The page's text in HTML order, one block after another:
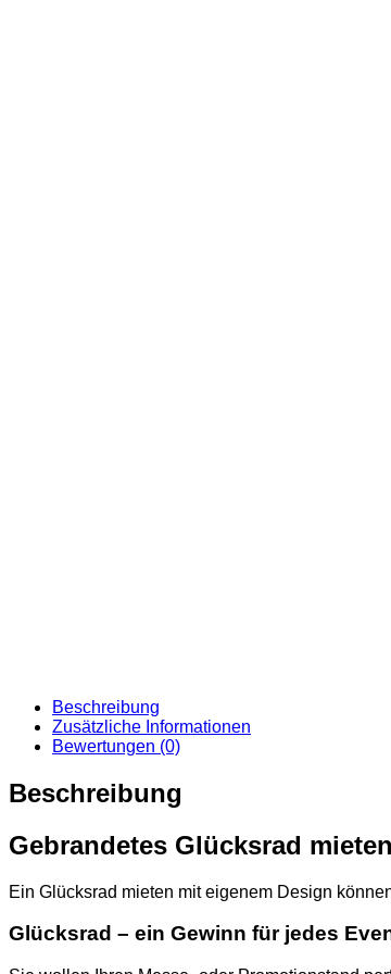
Beschreibung
Zusätzliche Informationen
Bewertungen (0)
Beschreibung
Gebrandetes Glücksrad mieten
Ein Glücksrad mieten mit eigenem Design
Glücksrad – ein Gewinn für jedes